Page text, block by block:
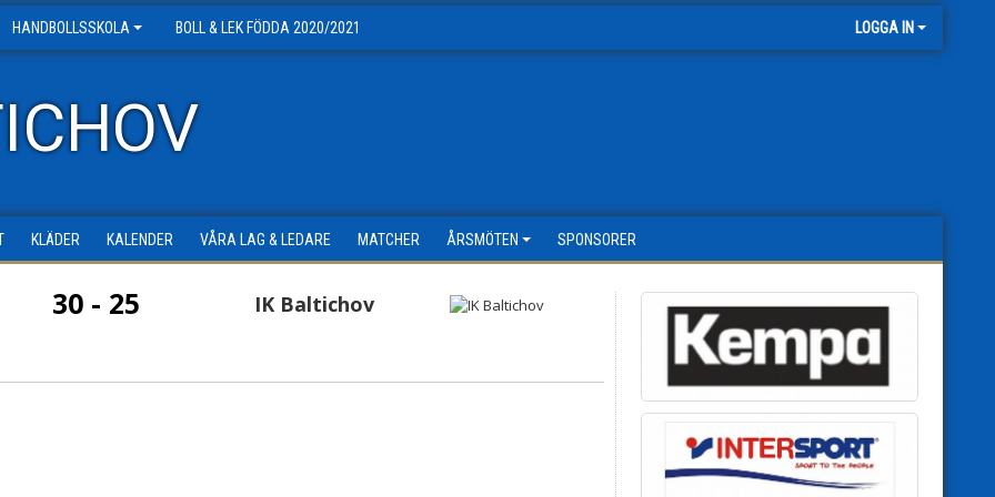
HANDBOLLSSKOLA BOLL & LEK FÖDDA 2020/2021 LOGGA IN
KLÄDER KALENDER VÅRA LAG & LEDARE MATCHER ÅRSMÖTEN SPONSORER
30 - 25 IK Baltichov